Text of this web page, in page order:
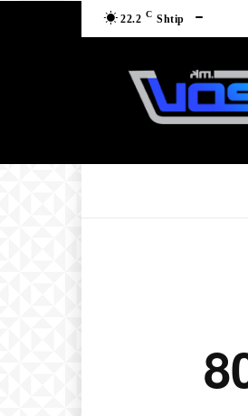
22.2 C Shtip